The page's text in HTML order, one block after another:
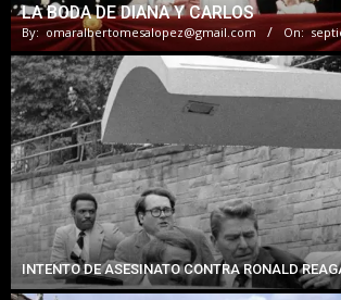
LA BODA DE DIANA Y CARLOS
By: omaralbertomesalopez@gmail.com On:
INTENTO DE ASESINATO CONTRA RONALD